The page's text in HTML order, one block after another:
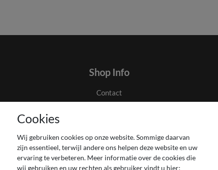
Shop Info
Contact
Impressum
Herroepingsrecht voor verbruiker
Cookies
Wij gebruiken cookies op onze website. Sommige daarvan
zijn essentieel, terwijl andere ons helpen deze website en uw
ervaring te verbeteren. Meer informatie over de cookies die
wij gebruiken en uw rechten als gebruiker vindt u hier: